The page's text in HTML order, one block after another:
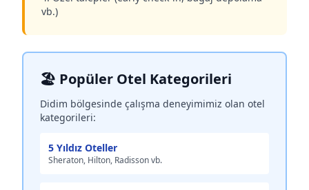
vb.)
🏖️ Popüler Otel Kategorileri
Didim bölgesinde çalışma deneyimimiz olan otel
kategorileri:
5 Yıldız Oteller
Sheraton, Hilton, Radisson vb.